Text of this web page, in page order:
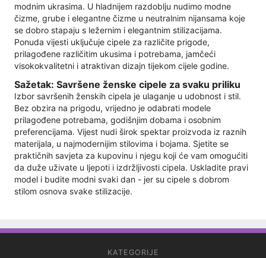
modnim ukrasima. U hladnijem razdoblju nudimo modne
čizme, grube i elegantne čizme u neutralnim nijansama koje
se dobro stapaju s ležernim i elegantnim stilizacijama.
Ponuda vijesti uključuje cipele za različite prigode,
prilagođene različitim ukusima i potrebama, jamčeći
visokokvalitetni i atraktivan dizajn tijekom cijele godine.
Sažetak: Savršene ženske cipele za svaku priliku
Izbor savršenih ženskih cipela je ulaganje u udobnost i stil.
Bez obzira na prigodu, vrijedno je odabrati modele
prilagođene potrebama, godišnjim dobama i osobnim
preferencijama. Vijest nudi širok spektar proizvoda iz raznih
materijala, u najmodernijim stilovima i bojama. Sjetite se
praktičnih savjeta za kupovinu i njegu koji će vam omogućiti
da duže uživate u ljepoti i izdržljivosti cipela. Uskladite pravi
model i budite modni svaki dan - jer su cipele s dobrom
stilom osnova svake stilizacije.
KATEGORIJE